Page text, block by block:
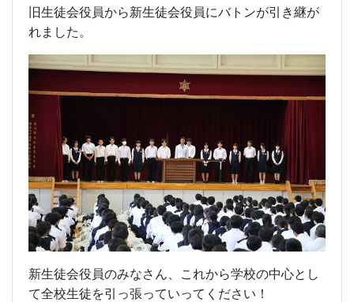
旧生徒会役員から新生徒会役員にバトンが引き継が
れました。
新生徒会役員のみなさん、これから学校の中心とし
て全校生徒を引っ張っていってください！